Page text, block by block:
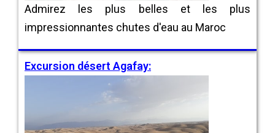
Admirez les plus belles et les plus
impressionnantes chutes d'eau au Maroc
Excursion désert Agafay: